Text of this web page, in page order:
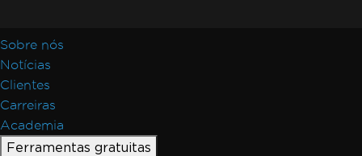
Sobre nós
Notícias
Clientes
Carreiras
Academia
Ferramentas gratuitas